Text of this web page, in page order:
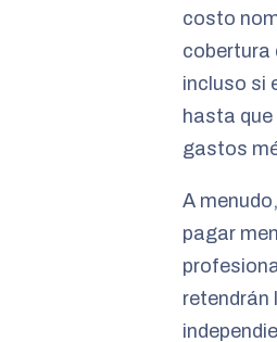
costo
cobertura
incluso si
hasta
gastos
A
pagar
retendrán